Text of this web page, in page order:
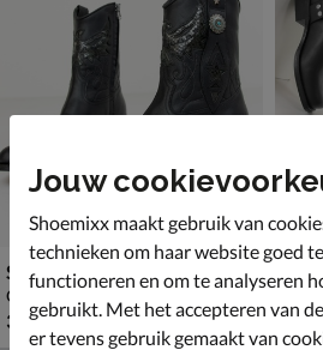
Sendra Debora Insa
Cowboylaarzen - zwart
€ 329,99
329,99 €
249,99
Jouw
Shoemixx maakt gebruik van
technieken om haar website goed
functioneren en om te analyseren
gebruikt. Met het accepteren van
er tevens gebruik gemaakt van